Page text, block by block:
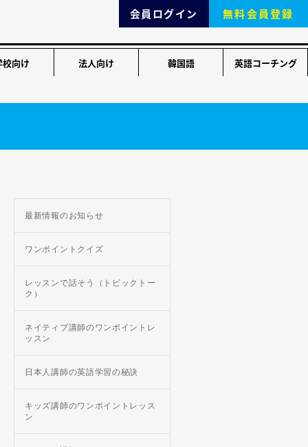
会員ログイン 無料会員登録
校向け 法人向け 韓国語 英語コーチング
最新情報のお知らせ
ワンポイントクイズ
レッスンで話そう（トピックトー
ク）
ネイティブ講師のワンポイントレ
ッスン
日本人講師の英語学習の秘訣
キッズ講師のワンポイントレッス
ン